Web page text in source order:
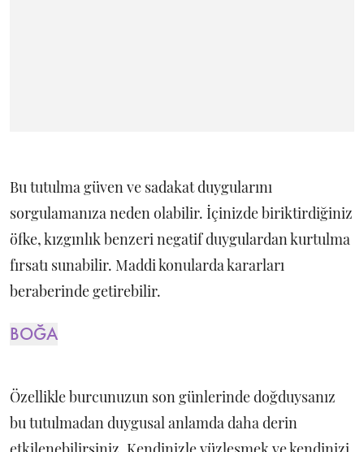
Bu tutulma güven ve sadakat duygularını
sorgulamanıza neden olabilir. İçinizde biriktirdiğiniz
öfke, kızgınlık benzeri negatif duygulardan kurtulma
fırsatı sunabilir. Maddi konularda kararları
beraberinde getirebilir.
BOĞA
Özellikle burcunuzun son günlerinde doğduysanız
bu tutulmadan duygusal anlamda daha derin